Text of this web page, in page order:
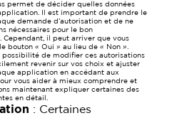
permet de décider quelles données
Il est important de prendre le
demande d’autorisation et de ne
nécessaires pour le bon
Cependant, il peut arriver que vous
bouton « Oui » au lieu de « Non ».
possibilité de modifier ces autorisations
revenir sur vos choix et ajuster
application en accédant aux
vous aider à mieux comprendre et
maintenant expliquer certaines des
en détail.
: Certaines